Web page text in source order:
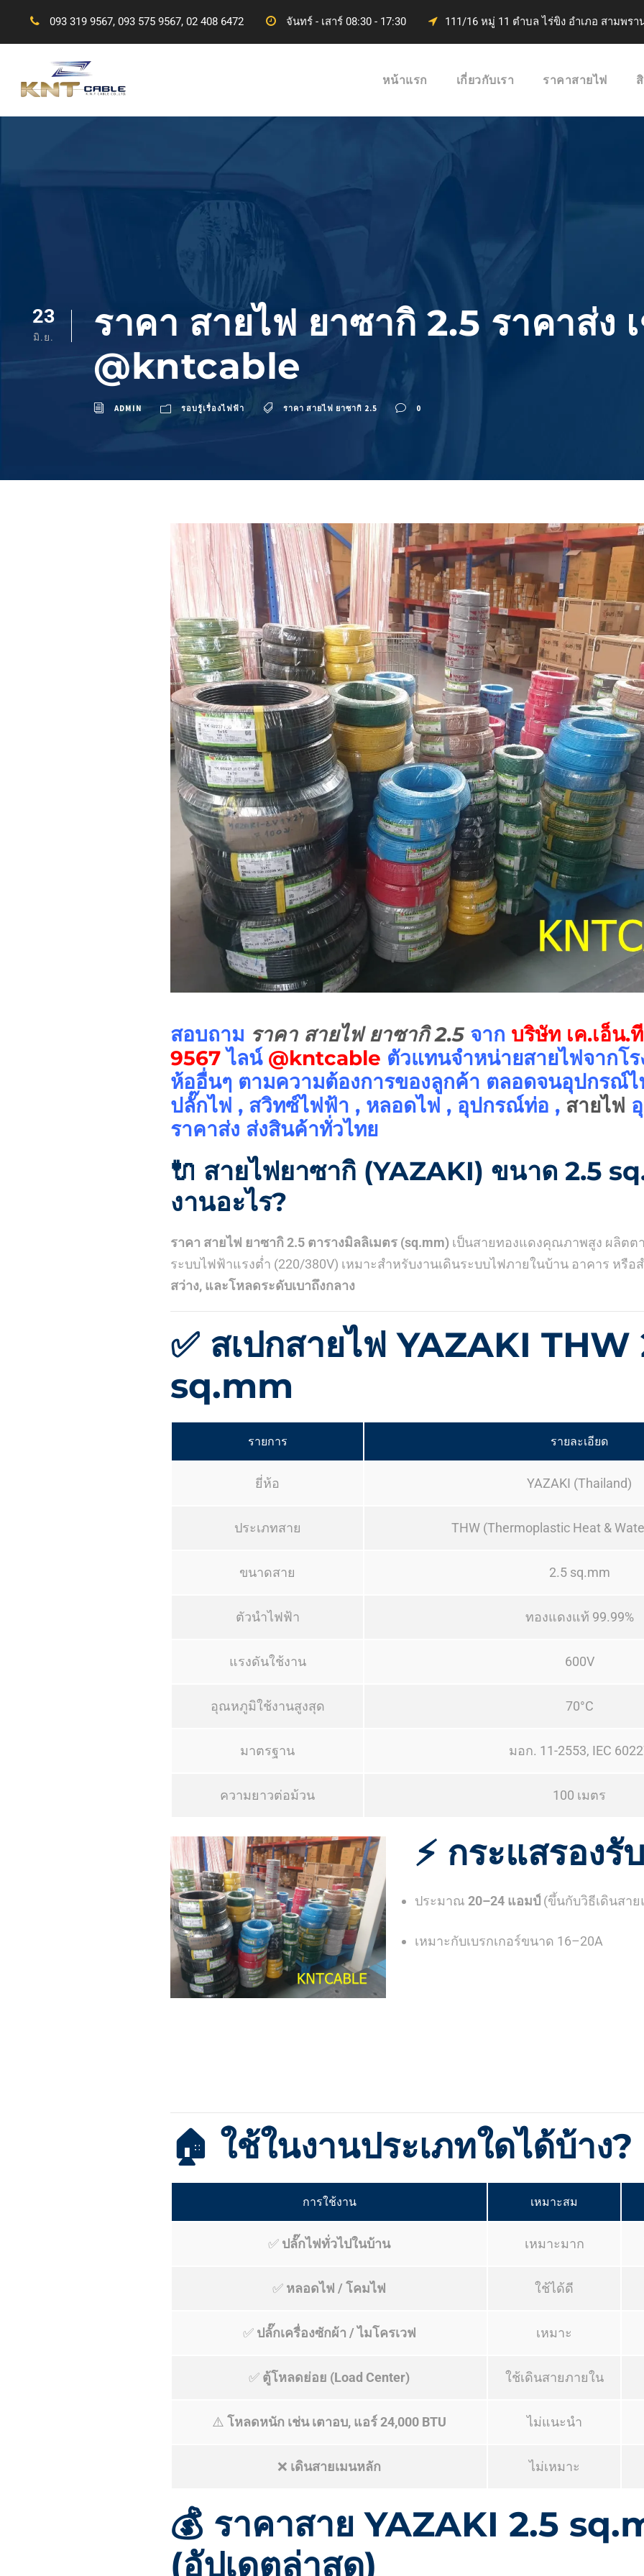
093 319 9567, 093 575 9567, 02 408 6472 จันทร์ - เสาร์ 08:30 - 17:30 111/16 หมู่ 11 ตำบล ไร่ขิง อำเภอ สามพร
หน้าแรก เกี่ยวกับเรา ราคาสายไฟ
23
มิ.ย.
ราคา สายไฟ ยาซากิ 2.5 ราคาส่ง
@kntcable
ADMIN รอบรู้เรื่องไฟฟ้า ราคา สายไฟ ยาซากิ 2.5 0
สอบถาม ราคา สายไฟ ยาซากิ 2.5 จาก บริษัท เค.เอ็น.
9567 ไลน์ @kntcable ตัวแทนจำหน่ายสายไฟจากโ
ห้ออื่นๆ ตามความต้องการของลูกค้า ตลอดจนอุปกรณ์
ปลั๊กไฟ , สวิทซ์ไฟฟ้า , หลอดไฟ , อุปกรณ์ท่อ , สายไฟ
ราคาส่ง ส่งสินค้าทั่วไทย
🔌 สายไฟยาซากิ (YAZAKI) ขนาด 2.5
งานอะไร?
ราคา สายไฟ ยาซากิ 2.5 ตารางมิลลิเมตร (sq.mm) เป็นสายทองแดงคุณภาพสูง ผลิตต
ระบบไฟฟ้าแรงต่ำ (220/380V) เหมาะสำหรับงานเดินระบบไฟภายในบ้าน อาคาร หรือ
สว่าง, และโหลดระดับเบาถึงกลาง
✅ สเปกสายไฟ YAZAKI THW
sq.mm
รายการ รายละเอียด
ยี่ห้อ YAZAKI (Thailand)
ประเภทสาย THW (Thermoplastic Heat &
ขนาดสาย 2.5 sq.mm
ตัวนำไฟฟ้า ทองแดงแท้ 99.99%
แรงดันใช้งาน 600V
อุณหภูมิใช้งานสูงสุด 70°C
มาตรฐาน มอก. 11-2553, IEC
ความยาวต่อม้วน 100 เมตร
⚡ กระแสรองรับ
ประมาณ 20–24 แอมป์ (ขึ้นกับวิธีเดินสา
เหมาะกับเบรกเกอร์ขนาด 16–20A
🏠 ใช้ในงานประเภทใดได้บ้าง?
การใช้งาน เหมาะสม
✅ ปลั๊กไฟทั่วไปในบ้าน เหมาะมาก
✅ หลอดไฟ / โคมไฟ ใช้ได้ดี
✅ ปลั๊กเครื่องซักผ้า / ไมโครเวฟ เหมาะ
✅ ตู้โหลดย่อย (Load Center) ใช้เดินสายภายใน
⚠️ โหลดหนัก เช่น เตาอบ, แอร์ 24,000 BTU ไม่แนะนำ
❌ เดินสายเมนหลัก ไม่เหมาะ
💰 ราคาสาย YAZAKI 2.5
(อัปเดตล่าสุด)